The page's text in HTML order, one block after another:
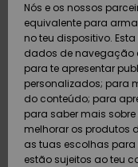
SURF
SNOW
DUPLA
PROMO
Nós e os nossos
equivalente para
no teu dispositivo.
dados de navegação
para te apresentar
personalizados; para
do conteúdo; para
para saber mais
melhorar os produtos
as tuas escolhas
estão sujeitos ao teu